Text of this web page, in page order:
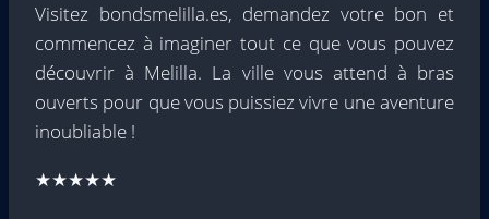
Visitez bondsmelilla.es, demandez votre bon et
commencez à imaginer tout ce que vous pouvez
découvrir à Melilla. La ville vous attend à bras
ouverts pour que vous puissiez vivre une aventure
inoubliable !
★★★★★